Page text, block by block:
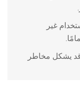
غير
قد يشكل مخاطر